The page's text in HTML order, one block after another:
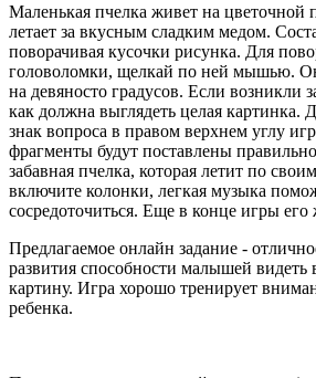
Маленькая пчелка живет на цветочной
летает за вкусным сладким медом.
поворачивая кусочки рисунка. Для
головоломки, щелкай по ней мышью.
на девяносто градусов. Если возникли
как должна выглядеть целая картинка.
знак вопроса в правом верхнем углу
фрагменты будут поставлены
забавная пчелка, которая летит по
включите колонки, легкая музыка
сосредоточиться. Еще в конце игры его
Предлагаемое онлайн задание -
развития способности малышей видеть
картину. Игра хорошо тренирует
ребенка.